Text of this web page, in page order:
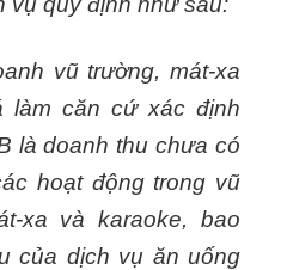
vũ trường, mát-xa
làm căn cứ xác định
là doanh thu chưa có
hoạt động trong vũ
xa và karaoke, bao
của dịch vụ ăn uống